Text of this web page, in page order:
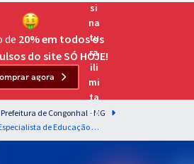
para o Exame da
para as principais
de 20% em todos os
do site SÓ HOJE!
agora
Prefeitura de Congonhal - MG
Prefeitura de Congonhal - MG - Especialista de Educação (Pós-Edital)